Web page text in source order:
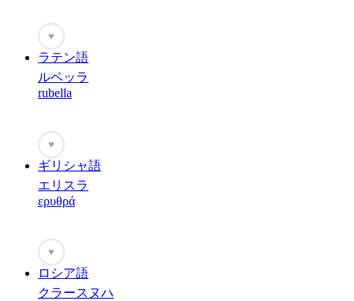
♥
ラテン語
ルベッラ
rubella
♥
ギリシャ語
エリスラ
ερυθρά
♥
ロシア語
クラースヌハ